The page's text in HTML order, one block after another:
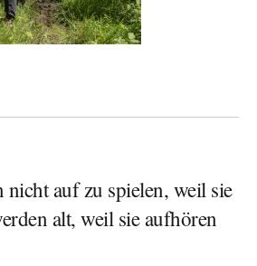
nicht auf zu spielen, weil sie
alt, weil sie aufhören